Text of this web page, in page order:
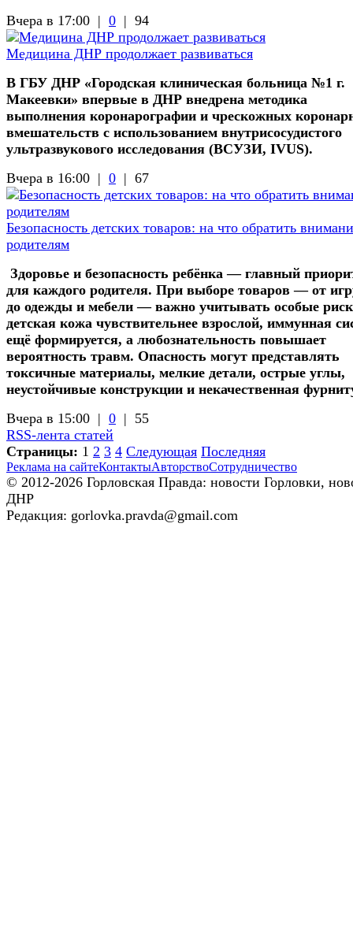
Вчера в 17:00 | 0 | 94
Медицина ДНР продолжает развиваться
В ГБУ ДНР «Городская клиническая больница №1 г.
Макеевки» впервые в ДНР внедрена методика
выполнения коронарографии и чрескожных
вмешательств с использованием внутрисосудистого
ультразвукового исследования (ВСУЗИ, IVUS).
Вчера в 16:00 | 0 | 67
Безопасность детских товаров: на что обратить
родителям
Здоровье и безопасность ребёнка — главный
для каждого родителя. При выборе товаров — от
до одежды и мебели — важно учитывать особые
детская кожа чувствительнее взрослой, иммунная
ещё формируется, а любознательность повышает
вероятность травм. Опасность могут представлять
токсичные материалы, мелкие детали, острые углы,
неустойчивые конструкции и некачественная
Вчера в 15:00 | 0 | 55
RSS-лента статей
Страницы: 1 2 3 4 Следующая Последняя
Реклама на сайтеКонтактыАвторствоСотрудничество
© 2012-2026 Горловская Правда: новости Горловки,
ДНР
Редакция: gorlovka.pravda@gmail.com